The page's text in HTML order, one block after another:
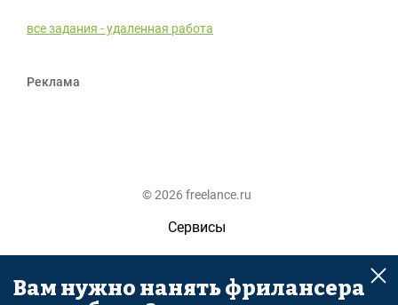
все задания - удаленная работа
Реклама
© 2026 freelance.ru
Сервисы
Помощь
Поиск
Вам нужно нанять фрилансера